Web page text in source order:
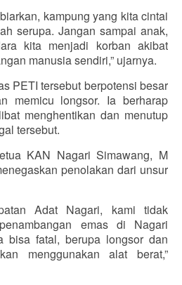
kampung yang kita cintai
serupa. Jangan sampai anak,
kita menjadi korban akibat
manusia sendiri,” ujarnya.
PETI tersebut berpotensi besar
memicu longsor. Ia berharap
menghentikan dan menutup
tersebut.
KAN Nagari Simawang, M
penolakan dari unsur
Adat Nagari, kami tidak
emas di Nagari
bisa fatal, berupa longsor dan
menggunakan alat berat,”